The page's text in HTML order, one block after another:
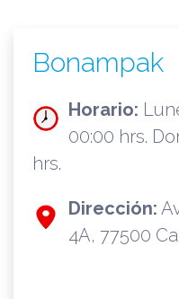
Bonampak
Horario:
00:00 hrs.
hrs.
Dirección:
4A, 77500